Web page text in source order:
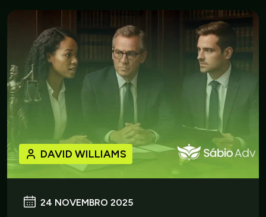
24 NOVEMBRO 2025
DAVID WILLIAMS